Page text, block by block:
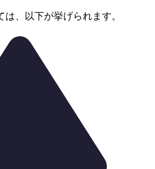
、以下が挙げられます。